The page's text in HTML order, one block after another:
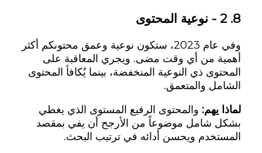
8. 2 - نوعية المحتوى
وفي عام 2023، ستكون نوعية وعمق محتوىكم أكثر
أهمية من أي وقت مضى. ويجري المعاقبة على
المحتوى ذي النوعية المنخفضة، بينما يُكافأ المحتوى
الشامل والمتعمق.
لماذا يهم: والمحتوى الرفيع المستوى الذي يغطي
بشكل شامل موضوعاً من الأرجح أن يفي بمقصد
المستخدم ويحسن أدائه في ترتيب البحث.